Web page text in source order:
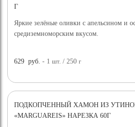
Г
Яркие зелёные оливки с апельсином и
средиземноморским вкусом.
629 руб. - 1шт. / 250г
ПОДКОПЧЕННЫЙ ХАМОН ИЗ
«MARGUAREIS» НАРЕЗКА 60Г